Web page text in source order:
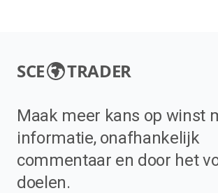
SCE TRADER
Maak meer kans op winst
informatie, onafhankelijk
commentaar en door het
doelen.